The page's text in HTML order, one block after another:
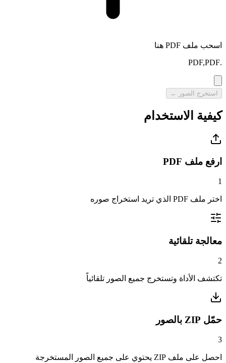
اسحب ملف PDF هنا
.PDF,PDF
استخرج الصور ←
كيفية الاستخدام
ارفع ملف PDF
1
اختر ملف PDF الذي تريد استخراج صوره
معالجة تلقائية
2
تكتشف الأداة وتستخرج جميع الصور تلقائياً
حمّل ZIP بالصور
3
احصل على ملف ZIP يحتوي على جميع الصور المستخرجة